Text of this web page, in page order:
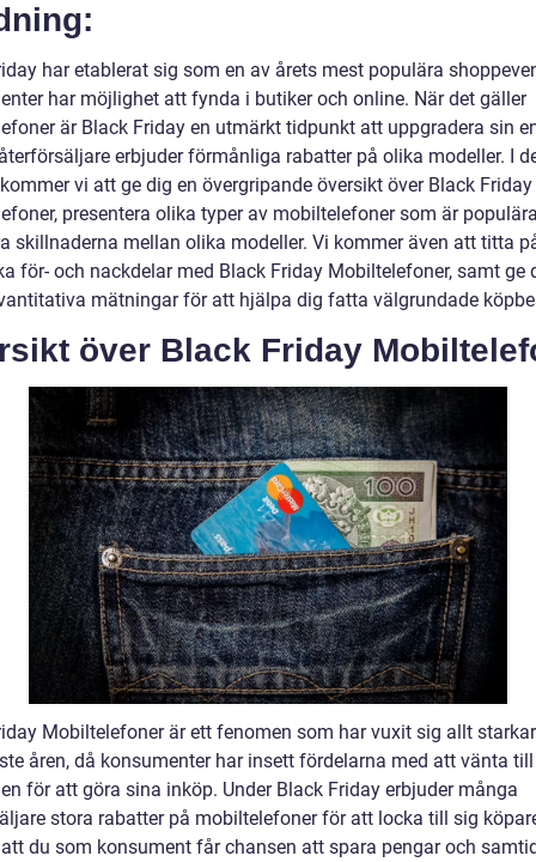
har etablerat sig som en av årets mest populära
har möjlighet att fynda i butiker och online. När det gäller
är Black Friday en utmärkt tidpunkt att uppgradera sin
erbjuder förmånliga rabatter på olika modeller. I
vi att ge dig en övergripande översikt över Black Friday
presentera olika typer av mobiltelefoner som är
skillnaderna mellan olika modeller. Vi kommer även att titta
för- och nackdelar med Black Friday Mobiltelefoner, samt ge
mätningar för att hjälpa dig fatta välgrundade
över Black Friday
Mobiltelefoner är ett fenomen som har vuxit sig allt
åren, då konsumenter har insett fördelarna med att vänta
för att göra sina inköp. Under Black Friday erbjuder många
stora rabatter på mobiltelefoner för att locka till sig
du som konsument får chansen att spara pengar och